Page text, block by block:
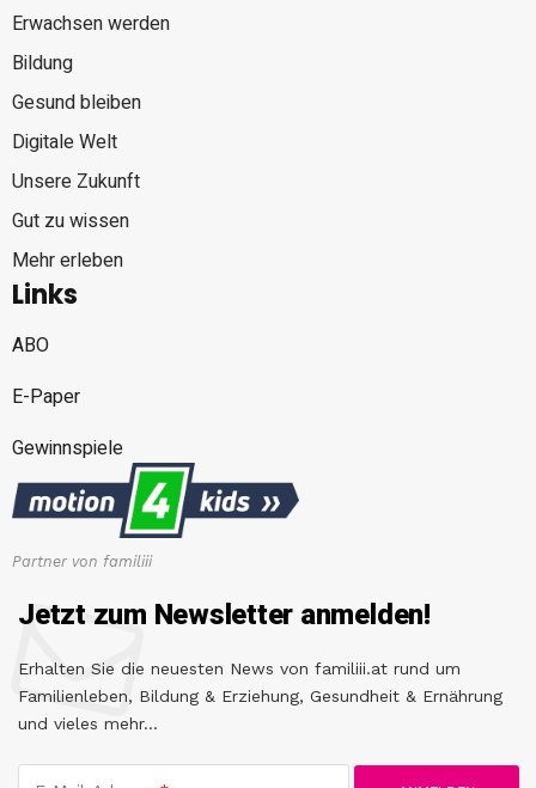
Erwachsen werden
Bildung
Gesund bleiben
Digitale Welt
Unsere Zukunft
Gut zu wissen
Mehr erleben
Links
ABO
E-Paper
Gewinnspiele
Partner von familiii
Jetzt zum Newsletter anmelden!
Erhalten Sie die neuesten News von familiii.at rund um
Familienleben, Bildung & Erziehung, Gesundheit & Ernährung
und vieles mehr...